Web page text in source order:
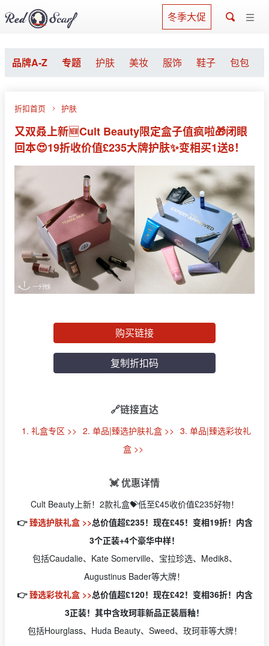
冬季大促
品牌A-Z 专题 护肤 美妆 服饰 鞋子 包包
折扣首页 护肤
又双叒上新🆕Cult Beauty限定盒子值疯啦🎁闭眼
回本😍19折收价值£235大牌护肤✨变相买1送8！
购买链接
复制折扣码
🔗链接直达
1. 礼盒专区 >> 2. 单品|臻选护肤礼盒 >> 3. 单品|臻选彩妆礼
盒 >>
💓 优惠详情
Cult Beauty上新！2款礼盒💝低至£45收价值£235好物！
👉臻选护肤礼盒 >>总价值超£235！现在£45！变相19折！内含
3个正装+4个豪华中样！
包括Caudalie、Kate Somerville、宝拉珍选、Medik8、
Augustinus Bader等大牌！
👉臻选彩妆礼盒 >>总价值超£120！现在£42！变相36折！内含
3正装！其中含玫珂菲新品正装唇釉！
包括Hourglass、Huda Beauty、Sweed、玫珂菲等大牌！